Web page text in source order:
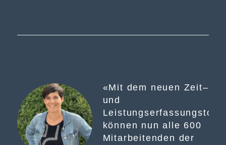
«Mit dem neuen Zeit–
und
Leistungserfassungstool
können nun alle 600
Mitarbeitenden der